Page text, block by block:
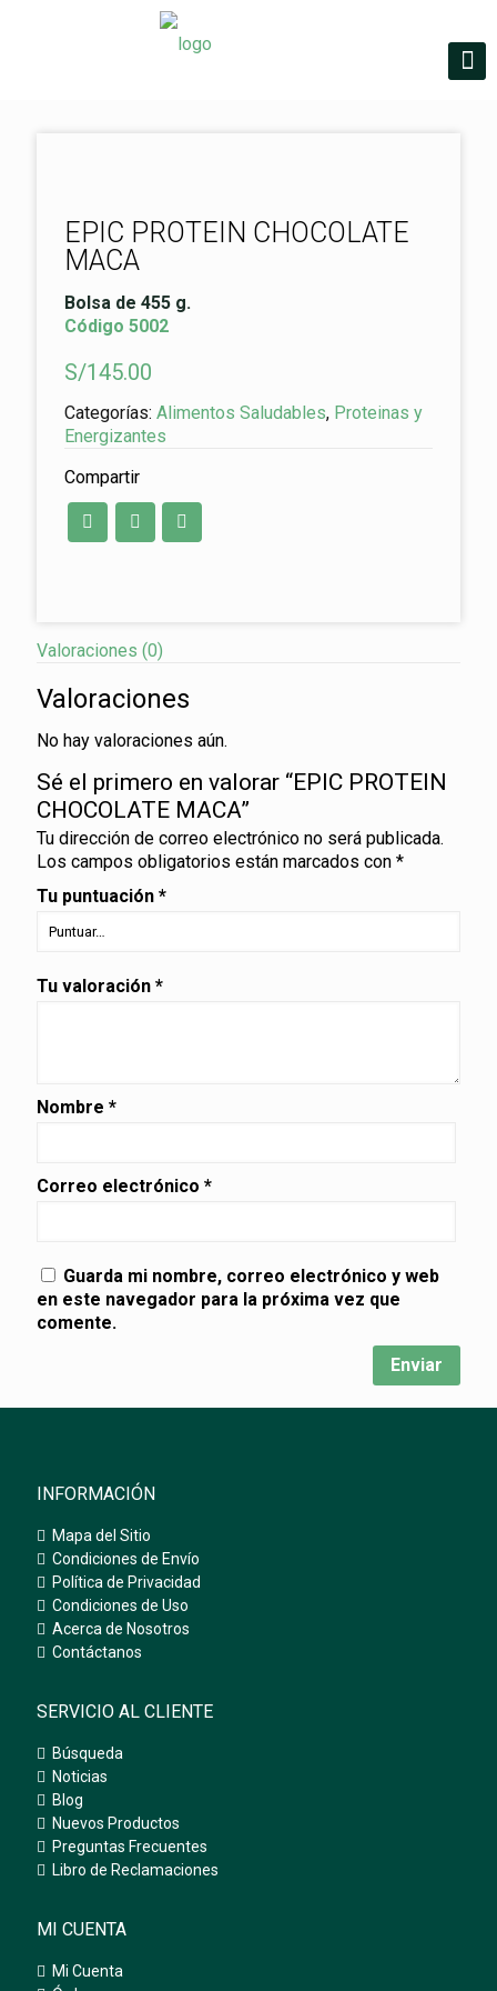
EPIC PROTEIN CHOCOLATE
MACA
Bolsa de 455 g.
Código 5002
S/145.00
Categorías: Alimentos Saludables, Proteinas y
Energizantes
Compartir
Valoraciones (0)
Valoraciones
No hay valoraciones aún.
Sé el primero en valorar “EPIC PROTEIN
CHOCOLATE MACA”
Tu dirección de correo electrónico no será publicada.
Los campos obligatorios están marcados con *
Tu puntuación *
Tu valoración *
Nombre *
Correo electrónico *
Guarda mi nombre, correo electrónico y web
en este navegador para la próxima vez que
comente.
INFORMACIÓN
Mapa del Sitio
Condiciones de Envío
Política de Privacidad
Condiciones de Uso
Acerca de Nosotros
Contáctanos
SERVICIO AL CLIENTE
Búsqueda
Noticias
Blog
Nuevos Productos
Preguntas Frecuentes
Libro de Reclamaciones
MI CUENTA
Mi Cuenta